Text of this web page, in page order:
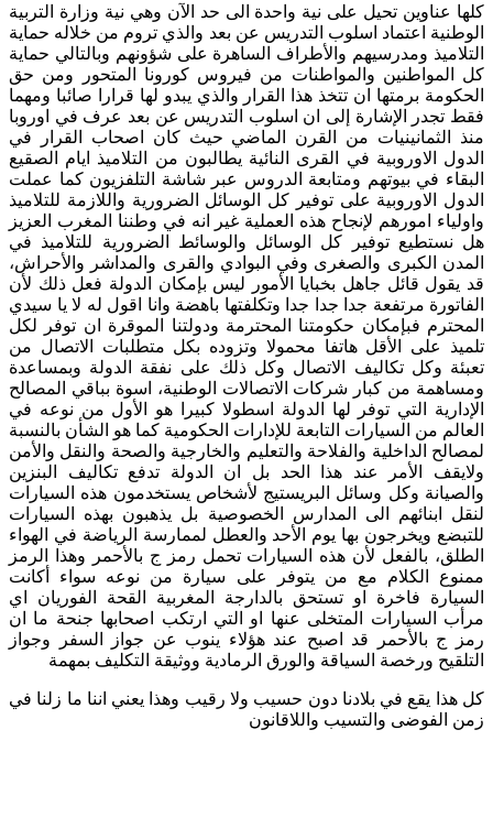
كلها عناوين تحيل على نية واحدة الى حد الآن وهي نية وزارة التربية
الوطنية اعتماد اسلوب التدريس عن بعد والذي تروم من خلاله حماية
التلاميذ ومدرسيهم والأطراف الساهرة على شؤونهم وبالتالي حماية
كل المواطنين والمواطنات من فيروس كورونا المتحور ومن حق
الحكومة برمتها ان تتخذ هذا القرار والذي يبدو لها قرارا صائبا ومهما
فقط تجدر الإشارة إلى ان اسلوب التدريس عن بعد عرف في اوروبا
منذ الثمانينيات من القرن الماضي حيث كان اصحاب القرار في
الدول الاوروبية في القرى النائية يطالبون من التلاميذ ايام الصقيع
البقاء في بيوتهم ومتابعة الدروس عبر شاشة التلفزيون كما عملت
الدول الاوروبية على توفير كل الوسائل الضرورية واللازمة للتلاميذ
واولياء امورهم لإنجاح هذه العملية غير انه في وطننا المغرب العزيز
هل نستطيع توفير كل الوسائل والوسائط الضرورية للتلاميذ في
المدن الكبرى والصغرى وفي البوادي والقرى والمداشر والأحراش،
قد يقول قائل جاهل بخبايا الأمور ليس بإمكان الدولة فعل ذلك لأن
الفاتورة مرتفعة جدا جدا جدا وتكلفتها باهضة وانا اقول له لا يا سيدي
المحترم فبإمكان حكومتنا المحترمة ودولتنا الموقرة ان توفر لكل
تلميذ على الأقل هاتفا محمولا وتزوده بكل متطلبات الاتصال من
تعبئة وكل تكاليف الاتصال وكل ذلك على نفقة الدولة وبمساعدة
ومساهمة من كبار شركات الاتصالات الوطنية، اسوة بباقي المصالح
الإدارية التي توفر لها الدولة اسطولا كبيرا هو الأول من نوعه في
العالم من السيارات التابعة للإدارات الحكومية كما هو الشأن بالنسبة
لمصالح الداخلية والفلاحة والتعليم والخارجية والصحة والنقل والأمن
ولايقف الأمر عند هذا الحد بل ان الدولة تدفع تكاليف البنزين
والصيانة وكل وسائل البريستيج لأشخاص يستخدمون هذه السيارات
لنقل ابنائهم الى المدارس الخصوصية بل يذهبون بهذه السيارات
للتبضع ويخرجون بها يوم الأحد والعطل لممارسة الرياضة في الهواء
الطلق، بالفعل لأن هذه السيارات تحمل رمز ج بالأحمر وهذا الرمز
ممنوع الكلام مع من يتوفر على سيارة من نوعه سواء أكانت
السيارة فاخرة او تستحق بالدارجة المغربية القحة الفوريان اي
مرأب السيارات المتخلى عنها او التي ارتكب اصحابها جنحة ما ان
رمز ج بالأحمر قد اصبح عند هؤلاء ينوب عن جواز السفر وجواز
التلقيح ورخصة السياقة والورق الرمادية ووثيقة التكليف بمهمة
كل هذا يقع في بلادنا دون حسيب ولا رقيب وهذا يعني اننا ما زلنا في
زمن الفوضى والتسيب واللاقانون